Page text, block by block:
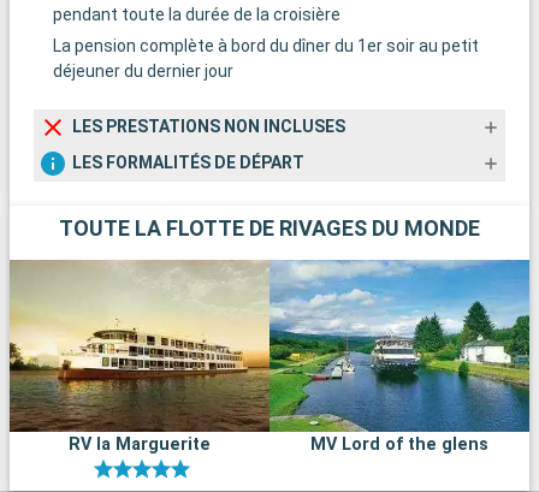
pendant toute la durée de la croisière
La pension complète à bord du dîner du 1er soir au petit
déjeuner du dernier jour
LES PRESTATIONS NON INCLUSES
LES FORMALITÉS DE DÉPART
TOUTE LA FLOTTE DE RIVAGES DU MONDE
RV la Marguerite MV Lord of the glens